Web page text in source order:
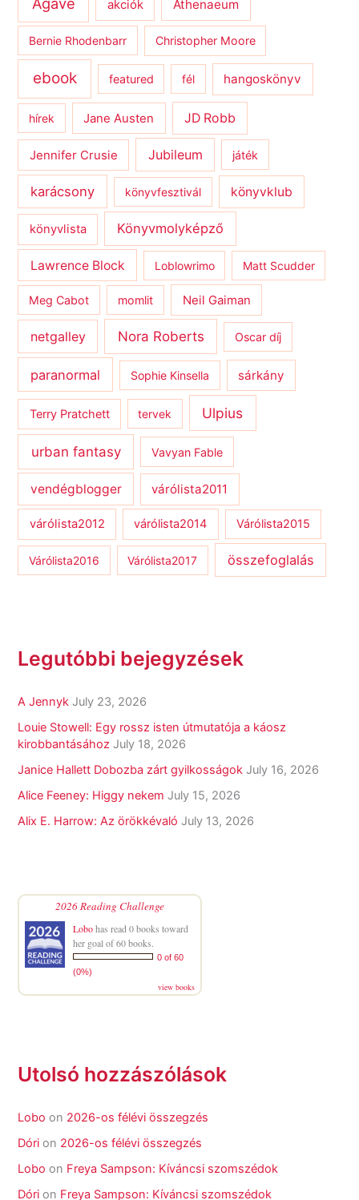
akciók Athenaeum
Bernie Rhodenbarr Christopher Moore
ebook featured fél hangoskönyv
hírek Jane Austen JD Robb
Jennifer Crusie Jubileum játék
karácsony könyvfesztivál könyvklub
könyvlista Könyvmolyképző
Lawrence Block Loblowrimo Matt Scudder
Meg Cabot momlit Neil Gaiman
netgalley Nora Roberts Oscar díj
paranormal Sophie Kinsella sárkány
Terry Pratchett tervek Ulpius
urban fantasy Vavyan Fable
vendégblogger várólista2011
várólista2012 várólista2014 Várólista2015
Várólista2016 Várólista2017 összefoglalás
Legutóbbi bejegyzések
A Jennyk July 23, 2026
Louie Stowell: Egy ​rossz isten útmutatója a káosz
kirobbantásához July 18, 2026
Janice Hallett Dobozba zárt gyilkosságok July 16, 2026
Alice Feeney: Higgy nekem July 15, 2026
Alix E. Harrow: Az örökkévaló July 13, 2026
2026 Reading Challenge
Lobohas read 0 books toward
her goal of 60 books.
0 of 60
(0%)
view books
Utolsó hozzászólások
Lobo on 2026-os félévi összegzés
Dóri on 2026-os félévi összegzés
Lobo on Freya Sampson: Kíváncsi szomszédok
Dóri on Freya Sampson: Kíváncsi szomszédok